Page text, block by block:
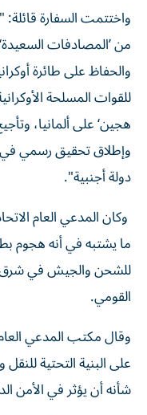
واختتمت السفارة
من ’المصادفات
والحفاظ على طائرة
للقوات المسلحة
هجين‘ على ألمانيا،
وإطلاق تحقيق رسمي
دولة أجنبية".
وكان المدعي العام
ما يشتبه في أنه هجوم
للشحن والجيش في شرق
القومي.
وقال مكتب المدعي
على البنية التحتية
شأنه أن يؤثر في الأمن